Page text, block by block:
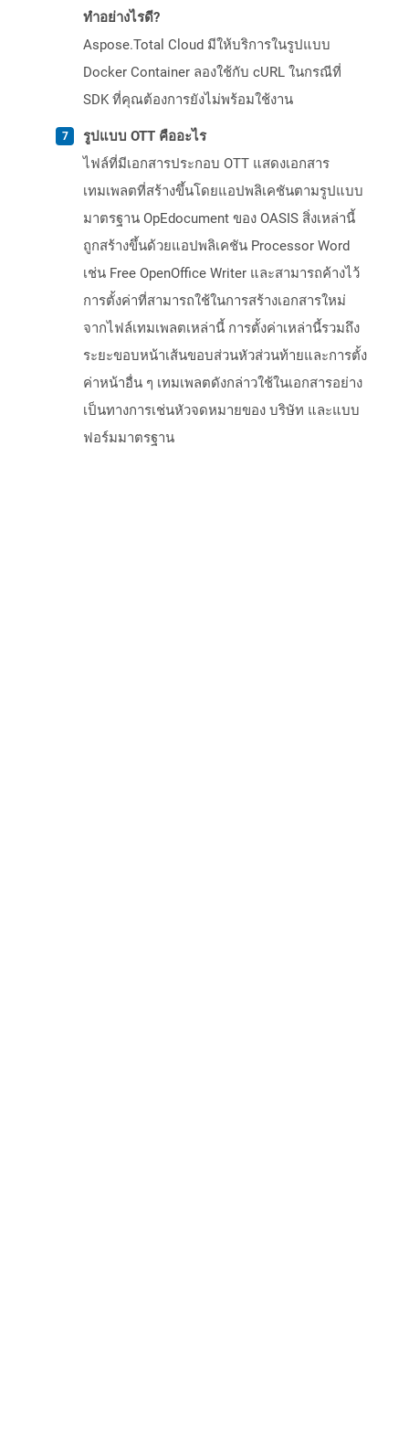
ทำอย่างไรดี?
Aspose.Total Cloud มีให้บริการในรูปแบบ
Docker Container ลองใช้กับ cURL ในกรณีที่
SDK ที่คุณต้องการยังไม่พร้อมใช้งาน
รูปแบบ OTT คืออะไร
ไฟล์ที่มีเอกสารประกอบ OTT แสดงเอกสาร
เทมเพลตที่สร้างขึ้นโดยแอปพลิเคชันตามรูปแบบ
มาตรฐาน OpEdocument ของ OASIS สิ่งเหล่านี้
ถูกสร้างขึ้นด้วยแอปพลิเคชัน Processor Word
เช่น Free OpenOffice Writer และสามารถค้างไว้
การตั้งค่าที่สามารถใช้ในการสร้างเอกสารใหม่
จากไฟล์เทมเพลตเหล่านี้ การตั้งค่าเหล่านี้รวมถึง
ระยะขอบหน้าเส้นขอบส่วนหัวส่วนท้ายและการตั้ง
ค่าหน้าอื่น ๆ เทมเพลตดังกล่าวใช้ในเอกสารอย่าง
เป็นทางการเช่นหัวจดหมายของ บริษัท และแบบ
ฟอร์มมาตรฐาน